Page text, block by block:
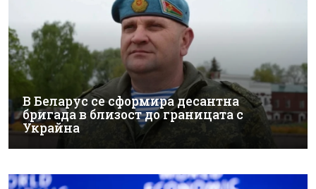
В Беларус се сформира десантна
бригада в близост до границата с
Украйна